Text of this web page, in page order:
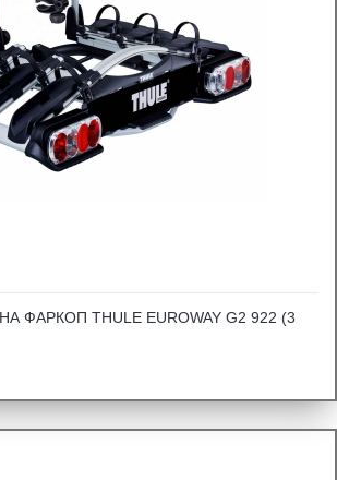
ФАРКОП THULE EUROWAY G2 922 (3